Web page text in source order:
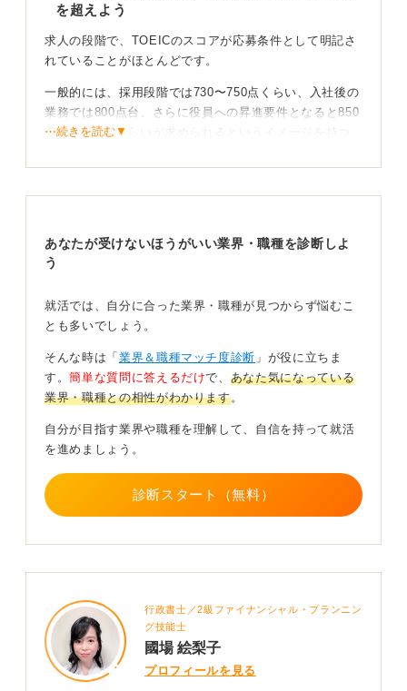
を超えよう
求人の段階で、TOEICのスコアが応募条件として明記さ
れていることがほとんどです。
一般的には、採用段階では730〜750点くらい、入社後の
業務では800点台、さらに役員への昇進要件となると850
点から900点くらいが求められるというイメージを持つ
英語力は仕事で自然と付く！ 自己学習で基礎固めを
しよう
もし英語が苦手な場合、まずは選考の絞り込みをクリア
するために、TOEICの点数を取るための勉強は必須で
しかし、入社後は業務で英語を使うことで、力は自然と
伸びていきます。私の身内にも、元々はスペイン語が専
になった人がいます。日々の業務で使うことこそが、最
も良い学習の機会になるのです。
その前段階として、自身で英語力を付けることから始め
ましょう。
⋯続きを読む▼
あなたが受けないほうがいい業界・職種を診断しよ
う
就活では、自分に合った業界・職種が見つからず悩むこ
とも多いでしょう。
そんな時は「 業界＆職種マッチ度診断 」が役に立ちま
す。簡単な質問に答えるだけで、 あなた気になっている
業界・職種との相性がわかります。
自分が目指す業界や職種を理解して、自信を持って就活
を進めましょう。
診断スタート（無料）
行政書士／2級ファイナンシャル・プランニン
グ技能士
國場 絵梨子
プロフィールを見る